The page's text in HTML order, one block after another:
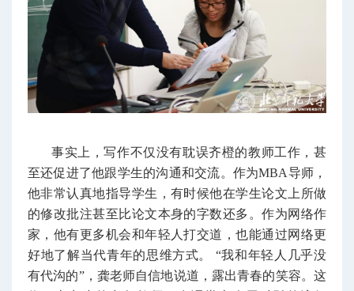
事实上，写作不仅没有耽误齐橙的教师工作，甚
至还促进了他跟学生的沟通和交流。作为MBA导师，
他非常认真地指导学生，有时候他在学生论文上所做
的修改批注甚至比论文本身的字数还多。作为网络作
家，他有更多机会和年轻人打交道，也能通过网络更
好地了解当代青年的思维方式。 “我和年轻人几乎没
有代沟的”，龚老师自信地说道，露出青春的笑容。这